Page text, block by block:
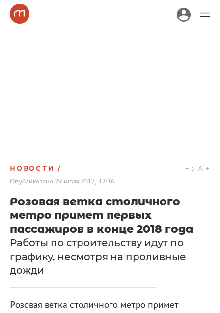
НОВОСТИ
Опубликовано 29 июля 2017, 12:16
a A
Розовая ветка столичного
метро примет первых
пассажиров в конце 2018 года
Работы по строительству идут по
графику, несмотря на проливные
дожди
Розовая ветка столичного метро примет